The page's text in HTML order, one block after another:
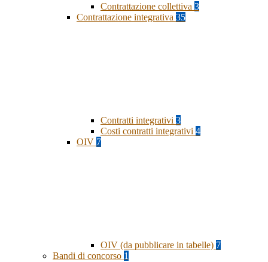
Contrattazione collettiva 3
Contrattazione integrativa 35
Contratti integrativi 3
Costi contratti integrativi 4
OIV 7
OIV (da pubblicare in tabelle) 7
Bandi di concorso 1